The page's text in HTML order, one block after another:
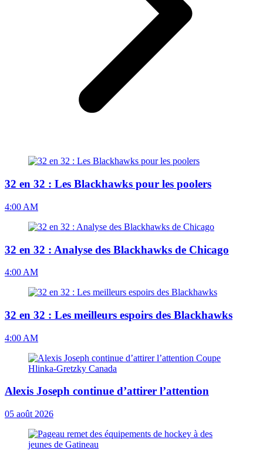
32 en 32 : Les Blackhawks pour les poolers
4:00 AM
32 en 32 : Analyse des Blackhawks de Chicago
4:00 AM
32 en 32 : Les meilleurs espoirs des Blackhawks
4:00 AM
Alexis Joseph continue d’attirer l’attention
05 août 2026